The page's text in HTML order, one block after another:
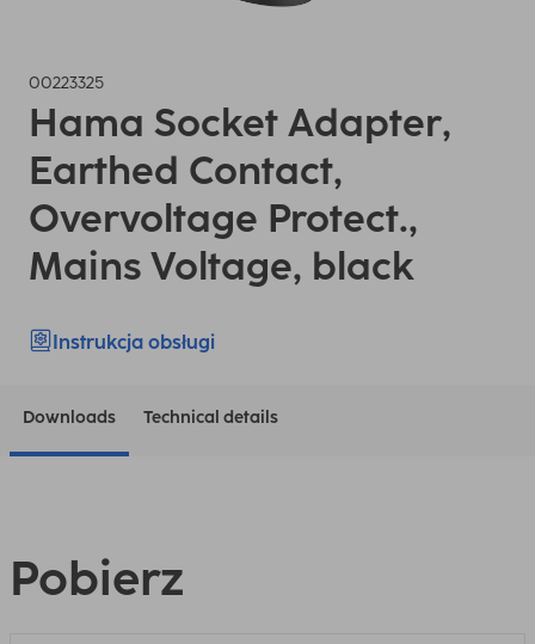
00223325
Hama Socket Adapter,
Earthed Contact,
Overvoltage Protect.,
Mains Voltage, black
Instrukcja obsługi
Downloads Technical details
Pobierz